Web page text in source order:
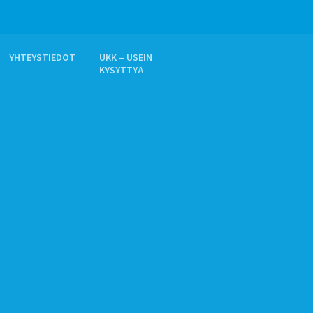
YHTEYSTIEDOT
UKK – USEIN
KYSYTTYÄ